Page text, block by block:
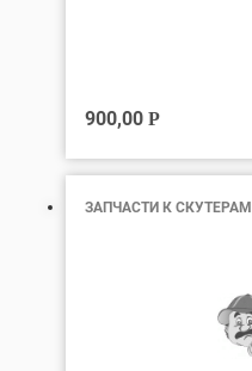
900,00 Р
ЗАПЧАСТИ К СКУТЕРАМ